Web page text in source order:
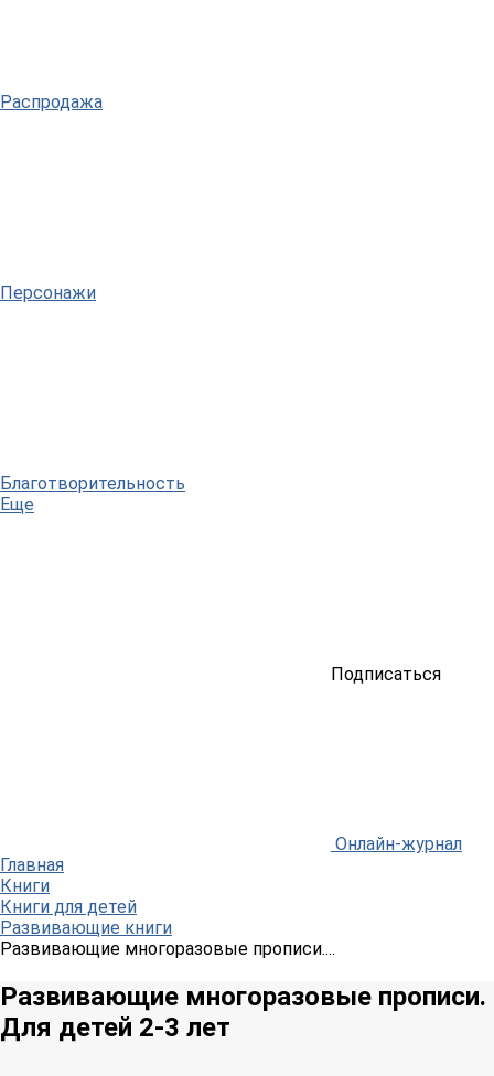
Распродажа
Персонажи
Благотворительность
Еще
Подписаться
Онлайн-журнал
Главная
Книги
Книги для детей
Развивающие книги
Развивающие многоразовые прописи....
Развивающие многоразовые прописи.
Для детей 2-3 лет